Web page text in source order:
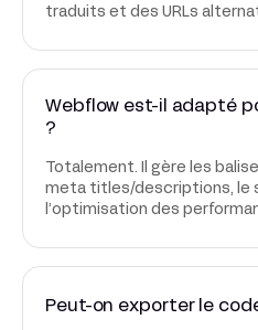
traduits et des URLs
Webflow est-il adapté
?
Totalement. Il gère les
meta titles/descriptions, le
l’optimisation des
Peut-on exporter le